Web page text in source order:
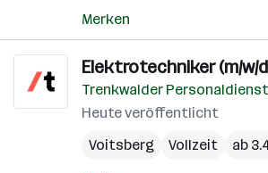
Merken
Elektrotechniker (m/w/
Trenkwalder
Heute veröffentlicht
Voitsberg
Vollzeit ab